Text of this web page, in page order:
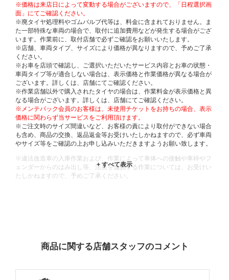
※価格は来店日によって変動する場合がございますので、「日程選択画
面」にてご確認ください。
※廃タイヤ処理料やゴムバルブ代等は、料金に含まれておりません。ま
た一部特殊な車両の場合で、取付に追加費用などが発生する場合がござ
います。作業前に、取付店舗で必ずご確認をお願いいたします。
※店舗、車両タイプ、サイズにより価格が異なりますので、予めご了承
ください。
※お車を店頭で確認し、ご選択いただいたサービス内容とお車の状態・
車両タイプ等が適合しない場合は、表示価格と作業価格が異なる場合が
ございます。詳しくは、店舗にてご確認ください。
※作業店舗以外で購入されたタイヤの場合は、作業料金が表示価格と異
なる場合がございます。詳しくは、店舗にてご確認ください。
※メンテパック会員のお客様は、未使用チケットをお持ちの場合、表示
価格に関わらず当サービスをご利用頂けます。
※ご注文時のサイズ間違いなど、お客様の責により取付ができない場合
も含め、商品の交換、返品返金等お受けいたしかねますので、必ず車両
やサイズ等をご確認の上お申し込みいただきますようお願い致します。
※違法改造車の入庫作業および、作業によって車体への接触や車枠やフ
ェンダーからのはみ出し等、法規を逸脱する作業については、お受けい
たしかねますので、予めご了承ください。
商品に関する店舗スタッフのコメント